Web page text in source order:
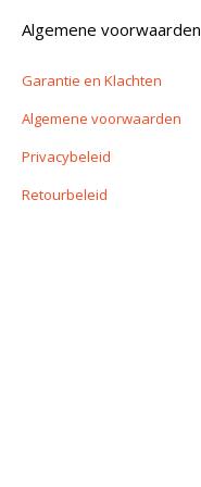
Algemene voorwaarden
Garantie en Klachten
Algemene voorwaarden
Privacybeleid
Retourbeleid